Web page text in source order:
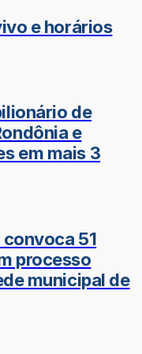
e horários
de
e
em mais 3
51
processo
municipal de